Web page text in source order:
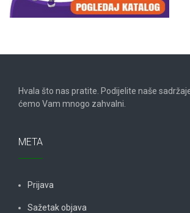
Hvala što nas pratite. Podijelite naše
ćemo Vam mnogo zahvalni.
META
Prijava
Sažetak objava